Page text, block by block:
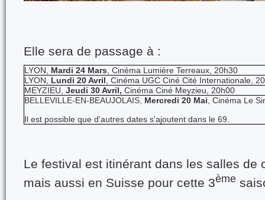
Elle sera de passage à :
LYON, Mardi 24 Mars , Cinéma Lumière Terreaux, 20h30
LYON, Lundi 20 Avril , Cinéma UGC Ciné Cité Internationale,
MEYZIEU, Jeudi 30 Avril, Cinéma Ciné Meyzieu, 20h00
BELLEVILLE-EN-BEAUJOLAIS, Mercredi 20 Mai , Cinéma Le
Il est possible que d'autres dates s'ajoutent dans le 69.
Le festival est itinérant dans les salles de
mais aussi en Suisse pour cette 3ème